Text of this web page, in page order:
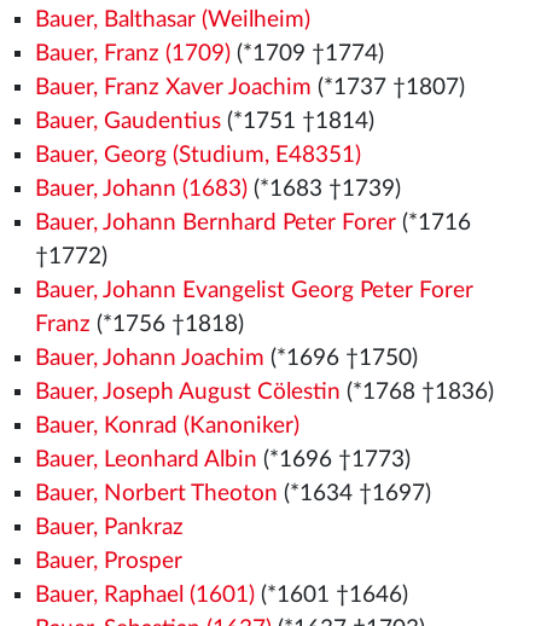
Bauer, Balthasar (Weilheim)
Bauer, Franz (1709)(*1709 †1774)
Bauer, Franz Xaver Joachim (*1737 †1807)
Bauer, Gaudentius(*1751 †1814)
Bauer, Georg (Studium, E48351)
Bauer, Johann (1683)(*1683 †1739)
Bauer, Johann Bernhard Peter Forer(*1716
†1772)
Bauer, Johann Evangelist Georg Peter Forer
Franz (*1756 †1818)
Bauer, Johann Joachim (*1696 †1750)
Bauer, Joseph August Cölestin (*1768 †1836)
Bauer, Konrad (Kanoniker)
Bauer, Leonhard Albin (*1696 †1773)
Bauer, Norbert Theoton (*1634 †1697)
Bauer, Pankraz
Bauer, Prosper
Bauer, Raphael (1601)(*1601 †1646)